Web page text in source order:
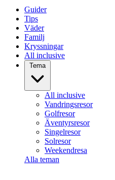
Guider
Tips
Väder
Familj
Kryssningar
All inclusive
Tema
All inclusive
Vandringsresor
Golfresor
Äventyrsresor
Singelresor
Solresor
Weekendresa
Alla teman